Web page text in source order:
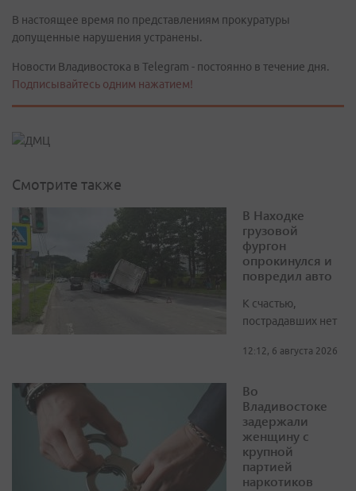
В настоящее время по представлениям прокуратуры
допущенные нарушения устранены.
Новости Владивостока в Telegram - постоянно в течение дня.
Подписывайтесь одним нажатием!
Смотрите также
В Находке
грузовой
фургон
опрокинулся и
повредил авто
К счастью,
пострадавших нет
12:12, 6 августа 2026
Во
Владивостоке
задержали
женщину с
крупной
партией
наркотиков